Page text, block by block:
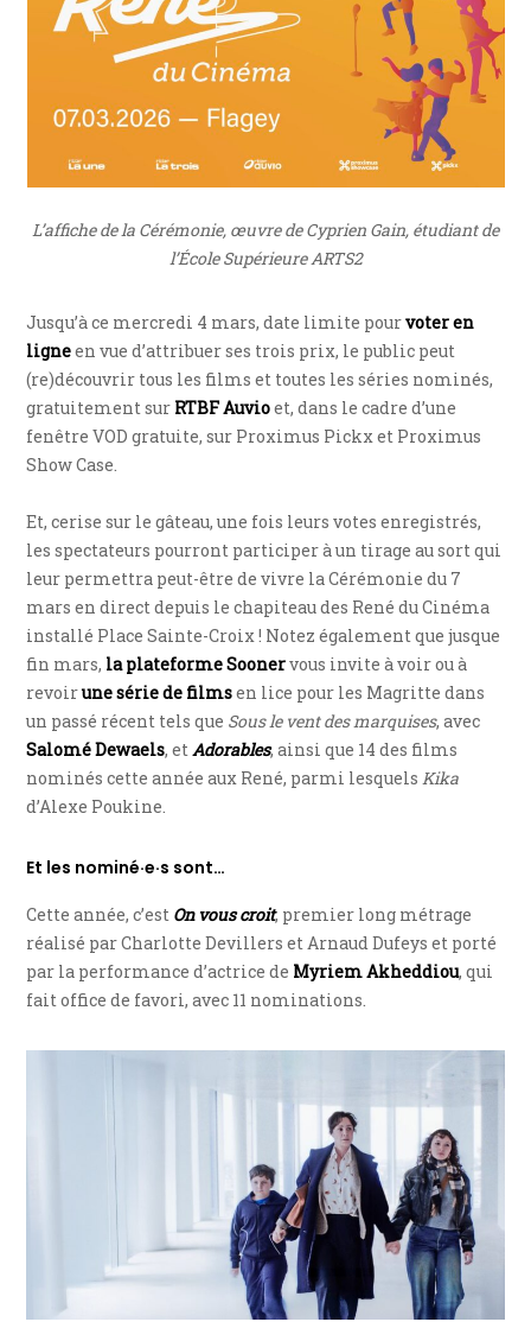
L’affiche de la Cérémonie, œuvre de Cyprien Gain, étudiant de
l’École Supérieure ARTS2
Jusqu’à ce mercredi 4 mars, date limite pourvoter en
ligneen vue d’attribuer ses trois prix, le public peut
(re)découvrir tous les films et toutes les séries nominés,
gratuitement sur RTBF Auvioet, dans le cadre d’une
fenêtre VOD gratuite, sur Proximus Pickx et Proximus
Show Case.
Et, cerise sur le gâteau, une fois leurs votes enregistrés,
les spectateurs pourront participer à un tirage au sort qui
leur permettra peut-être de vivre la Cérémonie du 7
mars en direct depuis le chapiteau des René du Cinéma
installé Place Sainte-Croix ! Notez également que jusque
fin mars, la plateforme Soonervous invite à voir ou à
revoirune série de filmsen lice pour les Magritte dans
un passé récent tels que Sous le vent des marquises, avec
Salomé Dewaels, etAdorables, ainsi que 14 des films
nominés cette année aux René, parmi lesquelsKika
d’Alexe Poukine.
Et les nominé·e·s sont…
Cette année, c’est On vous croit, premier long métrage
réalisé par Charlotte Devillers et Arnaud Dufeys et porté
par la performance d’actrice de Myriem Akheddiou, qui
fait office de favori, avec 11 nominations.